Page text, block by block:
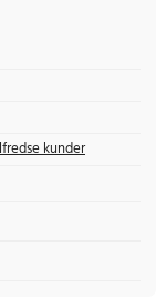
kunder